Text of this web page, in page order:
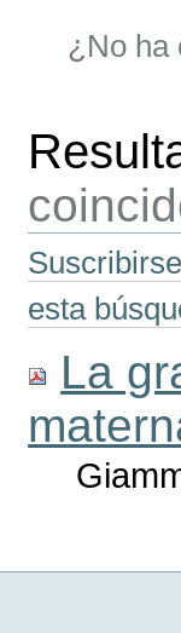
¿No ha
esta
La